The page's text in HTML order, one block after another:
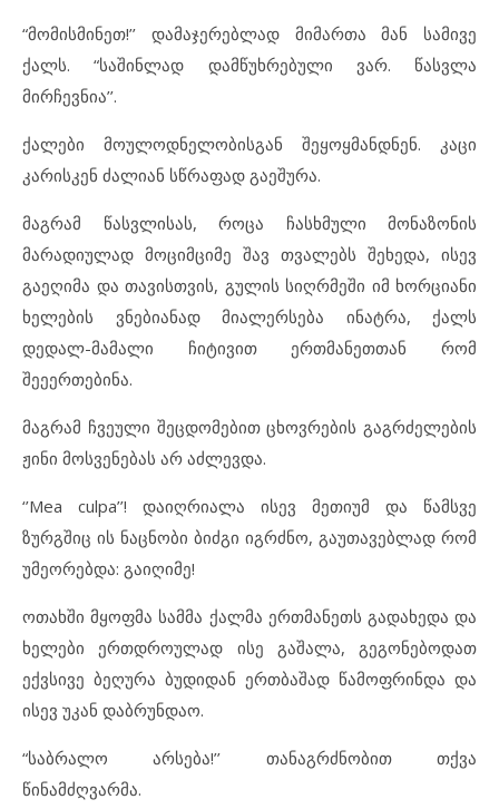
“მომისმინეთ!’’ დამაჯერებლად მიმართა მან სამივე
ქალს. “საშინლად დამწუხრებული ვარ. წასვლა
მირჩევნია’’.
ქალები მოულოდნელობისგან შეყოყმანდნენ. კაცი
კარისკენ ძალიან სწრაფად გაეშურა.
მაგრამ წასვლისას, როცა ჩასხმული მონაზონის
მარადიულად მოციმციმე შავ თვალებს შეხედა, ისევ
გაეღიმა და თავისთვის, გულის სიღრმეში იმ ხორციანი
ხელების ვნებიანად მიალერსება ინატრა, ქალს
დედალ-მამალი ჩიტივით ერთმანეთთან რომ
შეეერთებინა.
მაგრამ ჩვეული შეცდომებით ცხოვრების გაგრძელების
ჟინი მოსვენებას არ აძლევდა.
‘’Mea culpa’’! დაიღრიალა ისევ მეთიუმ და წამსვე
ზურგშიც ის ნაცნობი ბიძგი იგრძნო, გაუთავებლად რომ
უმეორებდა: გაიღიმე!
ოთახში მყოფმა სამმა ქალმა ერთმანეთს გადახედა და
ხელები ერთდროულად ისე გაშალა, გეგონებოდათ
ექვსივე ბეღურა ბუდიდან ერთბაშად წამოფრინდა და
ისევ უკან დაბრუნდაო.
“საბრალო არსება!’’ თანაგრძნობით თქვა
წინამძღვარმა.